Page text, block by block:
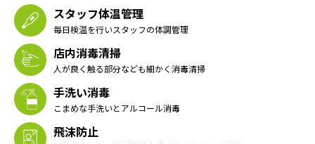
スタッフ体温管理
毎日検温を行いスタッフの体調管理
店内消毒清掃
人が良く触る部分なども細かく消毒清掃
手洗い消毒
こまめな手洗いとアルコール消毒
飛沫防止